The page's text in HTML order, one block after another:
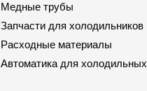
Медные трубы
Запчасти для холодильников
Расходные материалы
Автоматика для